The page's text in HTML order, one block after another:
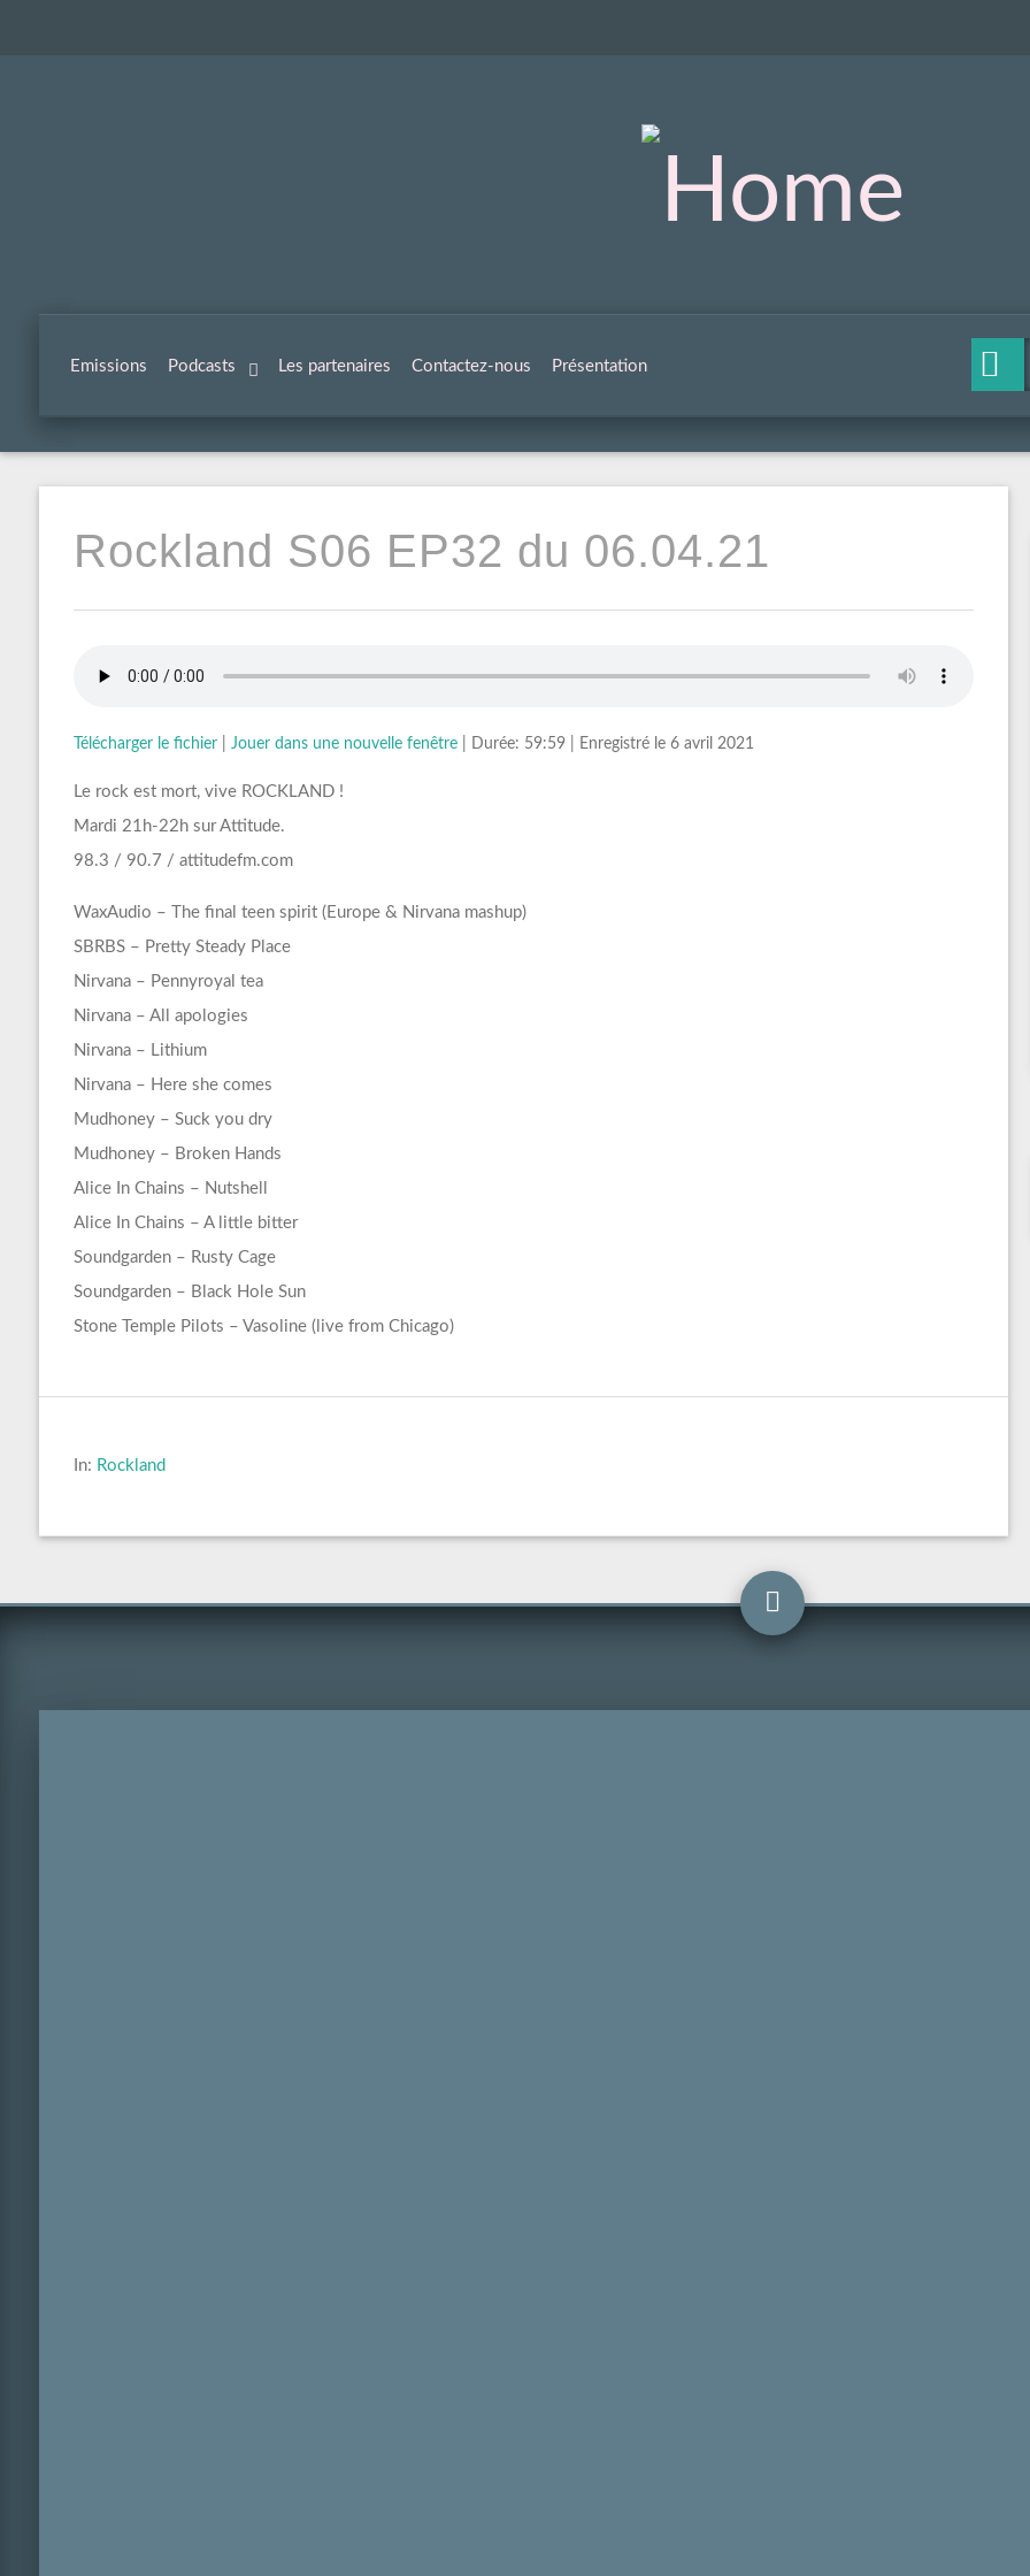
Emissions Podcasts Les partenaires Contactez-nous Présentation
Rockland S06 EP32 du 06.04.21
Télécharger le fichier| Jouer dans une nouvelle fenêtre| Durée: 59:59| Enregistré le 6 avril 2021
Le rock est mort, vive ROCKLAND !
Mardi 21h-22h sur Attitude.
98.3 / 90.7 / attitudefm.com
WaxAudio – The final teen spirit (Europe & Nirvana mashup)
SBRBS – Pretty Steady Place
Nirvana – Pennyroyal tea
Nirvana – All apologies
Nirvana – Lithium
Nirvana – Here she comes
Mudhoney – Suck you dry
Mudhoney – Broken Hands
Alice In Chains – Nutshell
Alice In Chains – A little bitter
Soundgarden – Rusty Cage
Soundgarden – Black Hole Sun
Stone Temple Pilots – Vasoline (live from Chicago)
In: Rockland